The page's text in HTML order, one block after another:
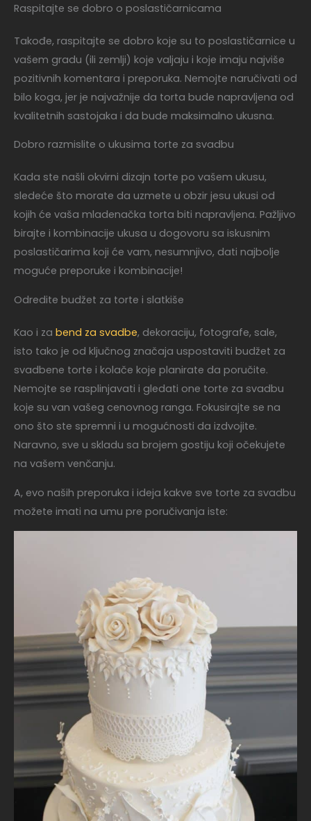
Raspitajte se dobro o poslastičarnicama
Takođe, raspitajte se dobro koje su to poslastičarnice u
vašem gradu (ili zemlji) koje valjaju i koje imaju najviše
pozitivnih komentara i preporuka. Nemojte naručivati od
bilo koga, jer je najvažnije da torta bude napravljena od
kvalitetnih sastojaka i da bude maksimalno ukusna.
Dobro razmislite o ukusima torte za svadbu
Kada ste našli okvirni dizajn torte po vašem ukusu,
sledeće što morate da uzmete u obzir jesu ukusi od
kojih će vaša mladenačka torta biti napravljena. Pažljivo
birajte i kombinacije ukusa u dogovoru sa iskusnim
poslastičarima koji će vam, nesumnjivo, dati najbolje
moguće preporuke i kombinacije!
Odredite budžet za torte i slatkiše
Kao i za bend za svadbe, dekoraciju, fotografe, sale,
isto tako je od ključnog značaja uspostaviti budžet za
svadbene torte i kolače koje planirate da poručite.
Nemojte se rasplinjavati i gledati one torte za svadbu
koje su van vašeg cenovnog ranga. Fokusirajte se na
ono što ste spremni i u mogućnosti da izdvojite.
Naravno, sve u skladu sa brojem gostiju koji očekujete
na vašem venčanju.
A, evo naših preporuka i ideja kakve sve torte za svadbu
možete imati na umu pre poručivanja iste: